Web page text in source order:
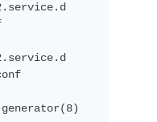
generator(8)